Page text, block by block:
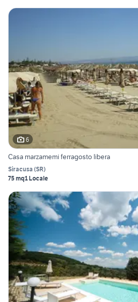
6
Casa marzamemi ferragosto libera
Siracusa (SR)
75 mq1 Locale